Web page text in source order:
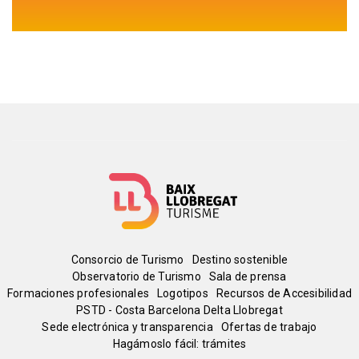
Menú
del
pie
Consorcio de Turismo
Destino sostenible
Observatorio de Turismo
Sala de prensa
Formaciones profesionales
Logotipos
Recursos de Accesibilidad
PSTD - Costa Barcelona Delta Llobregat
Sede electrónica y transparencia
Ofertas de trabajo
Hagámoslo fácil: trámites